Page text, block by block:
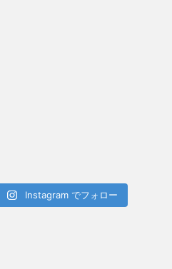
Instagram でフォロー